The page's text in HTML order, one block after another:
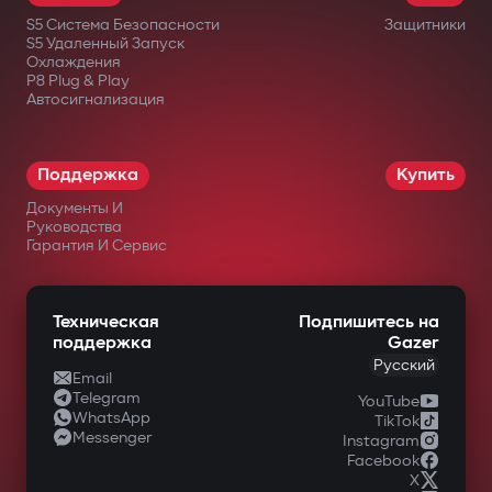
Дополнительный подкапотный модуль
блокирует запуск двигателя даже при
повреждении центрального блока.
дистанционный автозапуск
Запуск двигателя через приложение
Gazer Car с поддержкой сценариев:
прогрев/охлаждение салона, турбо-
таймер, поддержка заряда
аккумулятора. Двигатель автоматически
глушится после достижения заданных
параметров.
Полный контроль через Gazer Car
S5 Система Безопасности
S5 Удаленный Запуск
Охлаждения
P8 Plug & Play
Автосигнализация
Защитники
Поддержка
Документы И
Руководства
Гарантия И Сервис
Купить
Техническая
поддержка
Email
Telegram
WhatsApp
Messenger
Подпишитесь на
Gazer
Русский
YouTube
TikTok
Instagram
Facebook
X